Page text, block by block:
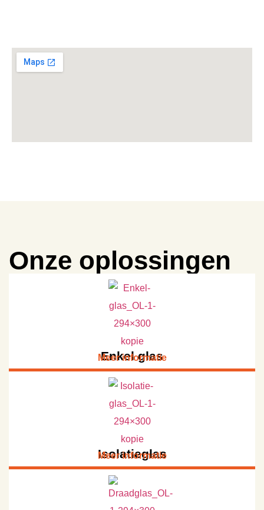
Onze oplossingen
Enkel glas
Meer informatie
Isolatieglas
Meer informatie